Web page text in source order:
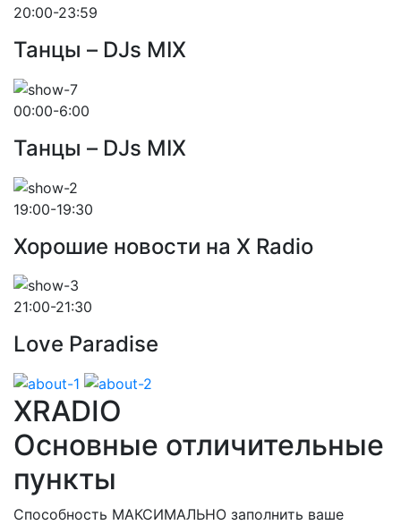
20:00-23:59
Танцы – DJs MIX
00:00-6:00
Танцы – DJs MIX
19:00-19:30
Хорошие новости на X Radio
21:00-21:30
Love Paradise
XRADIO
Основные отличительные
пункты
Способность МАКСИМАЛЬНО заполнить ваше